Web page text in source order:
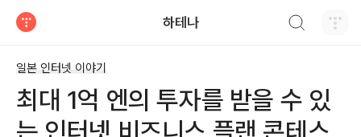
하테나
일본 인터넷 이야기
최대 1억 엔의 투자를 받을 수 있